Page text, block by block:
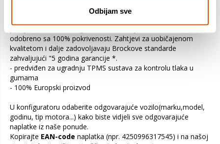
Odbijam sve
planiran je u veličinama 8,0 × 19, 9,0 × 19, 10,5 × 19, 8,0 × 20,
provjereno za sve mogućnosti instalacije za TPMS sustave i
odobreno sa 100% pokrivenosti. Zahtjevi za uobičajenom
kvalitetom i dalje zadovoljavaju Brockove standarde
zahvaljujući "5 godina garancije *.
- predviđen za ugradnju TPMS sustava za kontrolu tlaka u
gumama
- 100% Europski proizvod
U konfiguratoru odaberite odgovarajuće vozilo(marku,model,
godinu, tip motora...) kako biste vidjeli sve odgovarajuće
naplatke iz naše ponude.
Kopirajte EAN-code naplatka (npr. 4250996317545) i na našoj